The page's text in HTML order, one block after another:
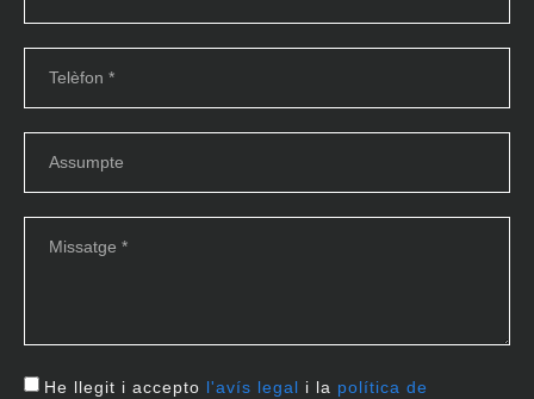
He llegit i accepto l'avís legal i la política de